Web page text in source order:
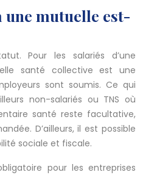
mutuelle est-
Pour les salariés d’une
santé collective est une
sont soumis. Ce qui
non-salariés ou TNS où
santé reste facultative,
D’ailleurs, il est possible
sociale et fiscale.
pour les entreprises